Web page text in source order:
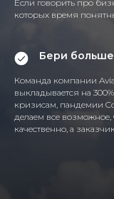
Если говорить про
которых время
Бери
Команда компании
выкладывается на
кризисам, пандемии
делаем все возможное,
качественно, а